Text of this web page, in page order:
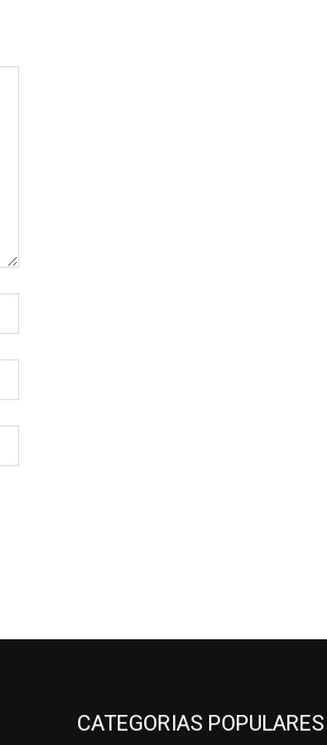
electrónico:*
web:
CATEGORIAS POPULARES